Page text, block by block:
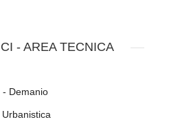
- AREA TECNICA
- Demanio